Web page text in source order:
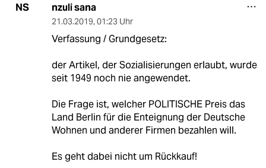
NS nzuli sana
21.03.2019, 01:23 Uhr
Verfassung / Grundgesetz:
der Artikel, der Sozialisierungen erlaubt, wurde
seit 1949 noch nie angewendet.
Die Frage ist, welcher POLITISCHE Preis das
Land Berlin für die Enteignung der Deutsche
Wohnen und anderer Firmen bezahlen will.
Es geht dabei nicht um Rückkauf!